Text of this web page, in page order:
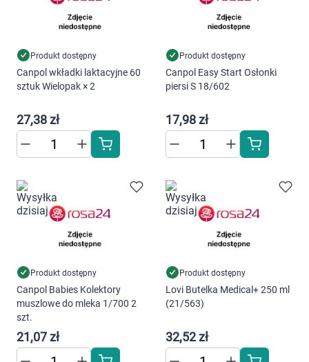
Kobieta w ciąży i mama
Dziecko
Higiena
Mężczyzna
Zdrowy styl życia
Zabawki
Sprzęt medyczny
Motoryzacja
Produkt dostępny
Canpol wkładki laktacyjne 60
sztuk Wielopak × 2
27,38 zł
Produkt dostępny
Canpol Easy Start Osłonki
piersi S 18/602
17,98 zł
Produkt dostępny
Canpol Babies Kolektory
muszlowe do mleka 1/700 2
szt.
21,07 zł
Produkt dostępny
Lovi Butelka Medical+ 250 ml
(21/563)
32,52 zł